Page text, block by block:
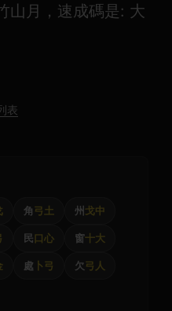
山月，速成碼是: 大
表
角弓土 州 戈中
民口心 窗十大
處 卜弓 欠弓人